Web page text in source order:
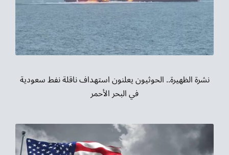
نشرة الظهيرة.. الحوثيون يعلنون استهداف ناقلة نفط سعودية
في البحر الأحمر